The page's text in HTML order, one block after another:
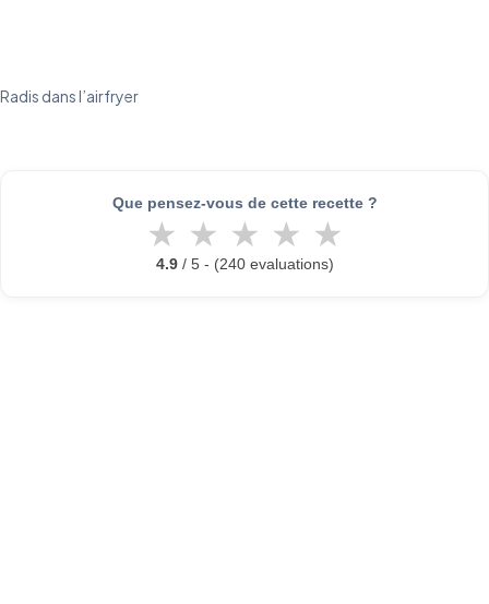
Radis dans l’airfryer
Que pensez-vous de cette recette ?
★ ★ ★ ★ ★
4.9/ 5 - (240 evaluations)